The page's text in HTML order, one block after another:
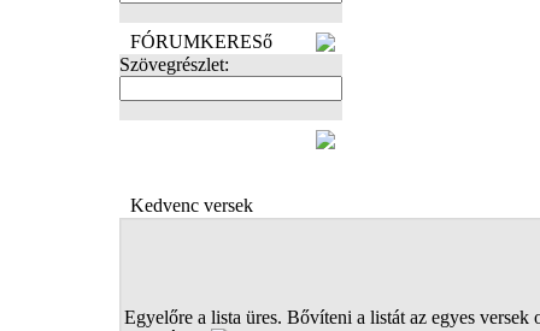
FÓRUMKERESő
Szövegrészlet:
Kedvenc versek
Egyelőre a lista üres. Bővíteni a listát az egyes versek